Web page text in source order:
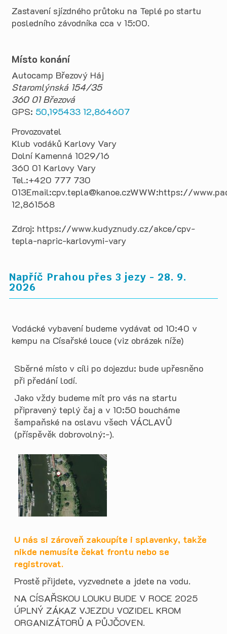
Zastavení sjízdného průtoku na Teplé po startu
posledního závodníka cca v 15:00.
Místo konání
Autocamp Březový Háj
Staromlýnská 154/35
360 01 Březová
GPS: 50,195433 12,864607
Provozovatel
Klub vodáků Karlovy Vary
Dolní Kamenná 1029/16
360 01 Karlovy Vary
Tel.:+420 777 730
013Email:cpv.tepla@kanoe.czWWW:https://
12,861568
Zdroj: https://www.kudyznudy.cz/akce/cpv-
tepla-napric-karlovymi-vary
Napříč Prahou přes 3 jezy - 28. 9.
2026
Vodácké vybavení budeme vydávat od 10:40 v
kempu na Císařské louce (viz obrázek níže)
Sběrné místo v cíli po dojezdu: bude upřesněno
při předání lodí.
Jako vždy budeme mít pro vás na startu
připravený teplý čaj a v 10:50 boucháme
šampaňské na oslavu všech VÁCLAVŮ
(příspěvěk dobrovolný:-).
U nás si zároveň zakoupíte i splavenky, takže
nikde nemusíte čekat frontu nebo se
registrovat.
Prostě přijdete, vyzvednete a jdete na vodu.
NA CÍSAŘSKOU LOUKU BUDE V ROCE 2025
ÚPLNÝ ZÁKAZ VJEZDU VOZIDEL KROM
ORGANIZÁTORŮ A PŮJČOVEN.